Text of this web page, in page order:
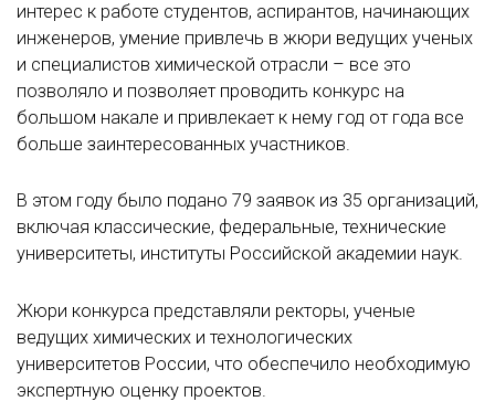
интерес к работе студентов, аспирантов, начинающих
инженеров, умение привлечь в жюри ведущих ученых
и специалистов химической отрасли – все это
позволяло и позволяет проводить конкурс на
большом накале и привлекает к нему год от года все
больше заинтересованных участников.
В этом году было подано 79 заявок из 35 организаций,
включая классические, федеральные, технические
университеты, институты Российской академии наук.
Жюри конкурса представляли ректоры, ученые
ведущих химических и технологических
университетов России, что обеспечило необходимую
экспертную оценку проектов.